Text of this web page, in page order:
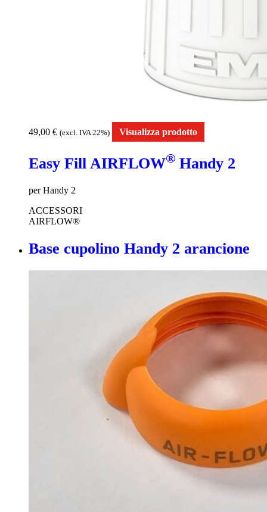
49,00 € (excl. IVA 22%) Visualizza prodotto
Easy Fill AIRFLOW® Handy 2
per Handy 2
ACCESSORI
AIRFLOW®
Base cupolino Handy 2 arancione